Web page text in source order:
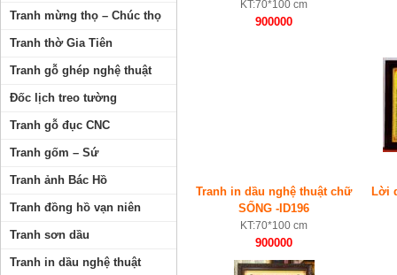
KT:70*100 cm
900000
Tranh in dầu nghệ thuật chữ
SỐNG -ID196
KT:70*100 cm
900000
Lời
Tranh mừng thọ – Chúc thọ
Tranh thờ Gia Tiên
Tranh gỗ ghép nghệ thuật
Đốc lịch treo tường
Tranh gỗ đục CNC
Tranh gốm – Sứ
Tranh ảnh Bác Hồ
Tranh đồng hồ vạn niên
Tranh sơn dầu
Tranh in dầu nghệ thuật